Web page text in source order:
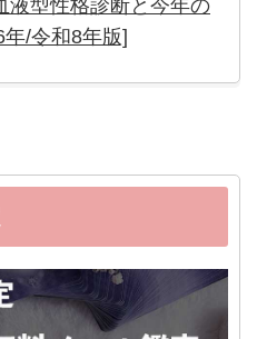
液型性格診断と今年の
/令和8年版]